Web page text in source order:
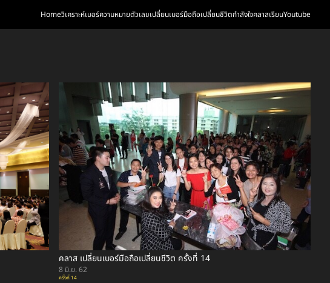
Homeวิเคราะห์เบอร์ความหมายตัวเลขเปลี่ยนเบอร์มือถือเปลี่ยนชีวิตกำลังใจคลาสเรียนYoutube
คลาส เปลี่ยนเบอร์มือถือเปลี่ยนชีวิต ครั้งที่ 14
8 มิ.ย. 62
ครั้งที่ 14